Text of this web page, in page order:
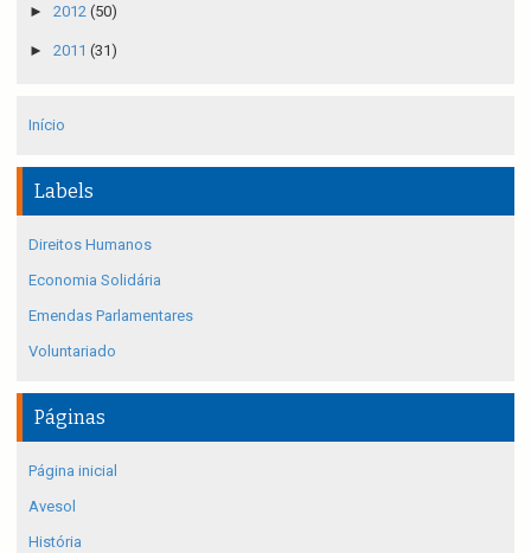
► 2012 (50)
► 2011 (31)
Início
Labels
Direitos Humanos
Economia Solidária
Emendas Parlamentares
Voluntariado
Páginas
Página inicial
Avesol
História